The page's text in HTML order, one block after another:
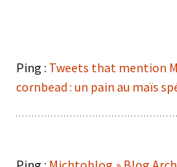
Ping : Tweets that mention
cornbead : un pain au maïs